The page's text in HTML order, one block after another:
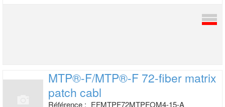
MTP®-F/MTP®-F 72-fiber matrix
patch cabl
Référence : EFMTPF72MTPFOM4-15-A